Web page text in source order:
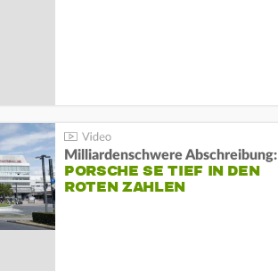
Milliardenschwere Abschreibung:
PORSCHE SE TIEF IN DEN
ROTEN ZAHLEN